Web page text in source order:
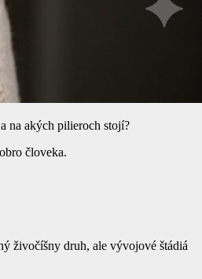
na akých pilieroch stojí?
človeka.
živočíšny druh, ale vývojové štádiá